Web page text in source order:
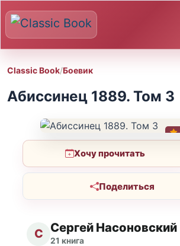
Classic Book/Боевик
Абиссинец 1889. Том 3
Хочу прочитать
Поделиться
С Сергей Насоновский
21 книга